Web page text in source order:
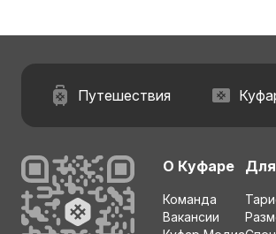
Путешествия
О Куфаре
Команда
Вакансии